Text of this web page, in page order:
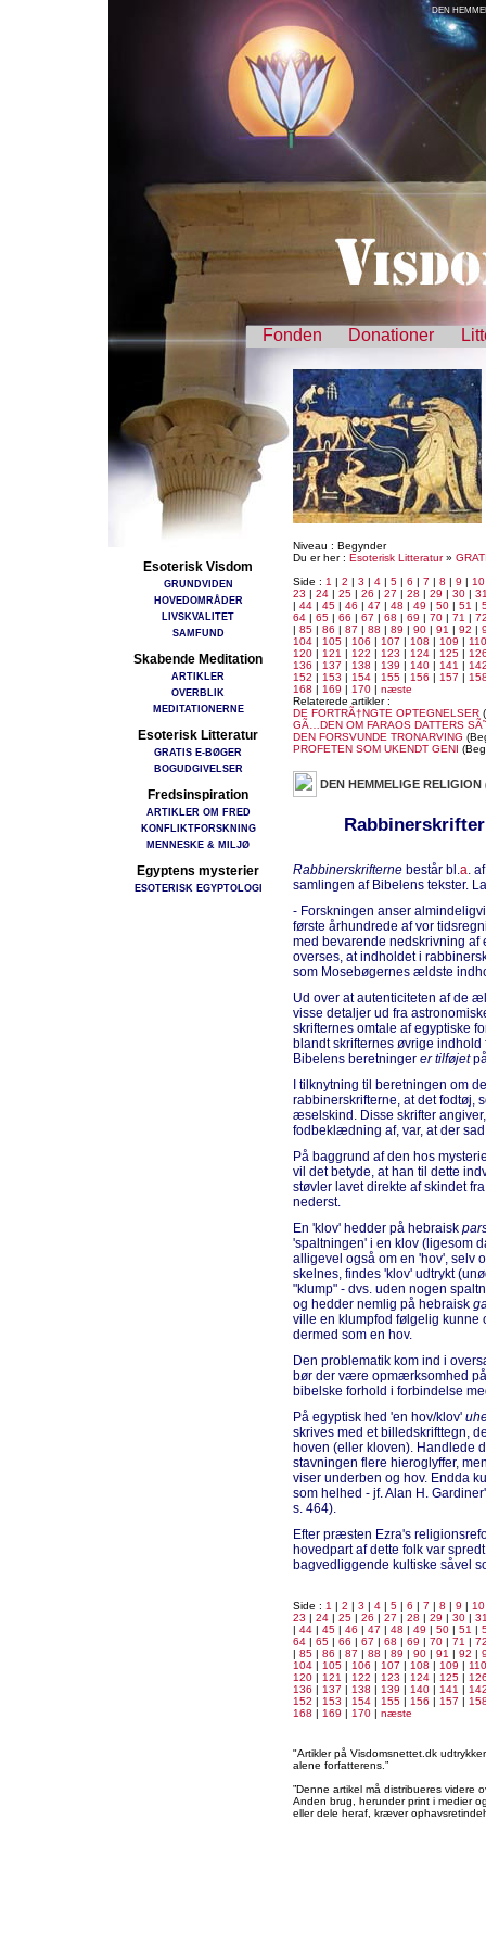
DEN
Fonden Donationer
Esoterisk Visdom
GRUNDVIDEN
HOVEDOMRÅDER
LIVSKVALITET
SAMFUND
Skabende Meditation
ARTIKLER
OVERBLIK
MEDITATIONERNE
Esoterisk Litteratur
GRATIS E-BØGER
BOGUDGIVELSER
Fredsinspiration
ARTIKLER OM FRED
KONFLIKTFORSKNING
MENNESKE & MILJØ
Egyptens mysterier
ESOTERISK EGYPTOLOGI
Niveau : Begynder
Du er her : Esoterisk Litteratur»
Side : 1 | 2 | 3 | 4 | 5 | 6 | 7 | 8 | 9 | 10
23 | 24 | 25 | 26 | 27 | 28 | 29 | 30 |
| 44 | 45 | 46 | 47 | 48 | 49 | 50 | 51 |
64 | 65 | 66 | 67 | 68 | 69 | 70 | 71 |
| 85 | 86 | 87 | 88 | 89 | 90 | 91 | 92 |
104 | 105 | 106 | 107 | 108 | 109 | 110
120 | 121 | 122 | 123 | 124 | 125 |
136 | 137 | 138 | 139 | 140 | 141 |
152 | 153 | 154 | 155 | 156 | 157 |
168 | 169 | 170 | næste
Relaterede artikler :
DE FORTRÃ†NGTE OPTEGNELSER
GÃ…DEN OM FARAOS DATTERS
DEN FORSVUNDE TRONARVING
PROFETEN SOM UKENDT GENI
DEN HEMMELIGE RELIGION
Rabbinerskrifterne består bl.a.
samlingen af Bibelens tekster.
- Forskningen anser
første århundrede af vor
med bevarende nedskrivning
overses, at indholdet i
som Mosebøgernes ældste
Ud over at autenticiteten af de
visse detaljer ud fra
skrifternes omtale af egyptiske
blandt skrifternes øvrige
Bibelens beretninger er tilføjet
I tilknytning til beretningen om
rabbinerskrifterne, at det fodtøj,
æselskind. Disse skrifter
fodbeklædning af, var, at der
På baggrund af den hos
vil det betyde, at han til dette
støvler lavet direkte af skindet
nederst.
En 'klov' hedder på hebraisk
'spaltningen' i en klov (ligesom
alligevel også om en 'hov', selv
skelnes, findes 'klov' udtrykt
"klump" - dvs. uden nogen
og hedder nemlig på hebraisk
ville en klumpfod følgelig kunne
dermed som en hov.
Den problematik kom ind i
bør der være opmærksomhed
bibelske forhold i forbindelse
På egyptisk hed 'en hov/klov'
skrives med et billedskrifttegn,
hoven (eller kloven). Handlede
stavningen flere hieroglyffer,
viser underben og hov. Endda
som helhed - jf. Alan H.
s. 464).
Efter præsten Ezra's
hovedpart af dette folk var
bagvedliggende kultiske såvel
Side : 1 | 2 | 3 | 4 | 5 | 6 | 7 | 8 | 9 | 10
23 | 24 | 25 | 26 | 27 | 28 | 29 | 30 |
| 44 | 45 | 46 | 47 | 48 | 49 | 50 | 51 |
64 | 65 | 66 | 67 | 68 | 69 | 70 | 71 |
| 85 | 86 | 87 | 88 | 89 | 90 | 91 | 92 |
104 | 105 | 106 | 107 | 108 | 109 | 110
120 | 121 | 122 | 123 | 124 | 125 |
136 | 137 | 138 | 139 | 140 | 141 |
152 | 153 | 154 | 155 | 156 | 157 |
168 | 169 | 170 | næste
"Artikler på Visdomsnettet.dk
alene forfatterens.”
”Denne artikel må distribueres videre
Anden brug, herunder print i medier
eller dele heraf, kræver